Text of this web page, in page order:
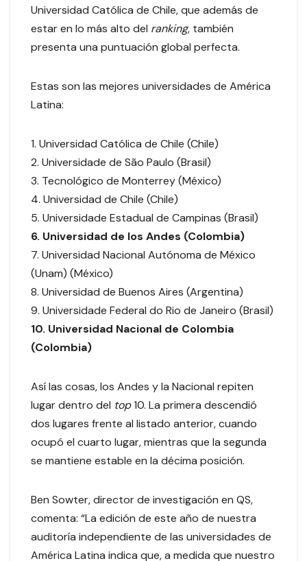
Universidad Católica de Chile, que además de
estar en lo más alto del ranking, también
presenta una puntuación global perfecta.
Estas son las mejores universidades de América
Latina:
1. Universidad Católica de Chile (Chile)
2. Universidade de São Paulo (Brasil)
3. Tecnológico de Monterrey (México)
4. Universidad de Chile (Chile)
5. Universidade Estadual de Campinas (Brasil)
6. Universidad de los Andes (Colombia)
7. Universidad Nacional Autónoma de México
(Unam) (México)
8. Universidad de Buenos Aires (Argentina)
9. Universidade Federal do Rio de Janeiro (Brasil)
10. Universidad Nacional de Colombia
(Colombia)
Así las cosas, los Andes y la Nacional repiten
lugar dentro del top10. La primera descendió
dos lugares frente al listado anterior, cuando
ocupó el cuarto lugar, mientras que la segunda
se mantiene estable en la décima posición.
Ben Sowter, director de investigación en QS,
comenta: “La edición de este año de nuestra
auditoría independiente de las universidades de
América Latina indica que, a medida que nuestro